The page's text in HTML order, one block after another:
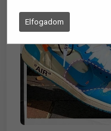
Elfogadom